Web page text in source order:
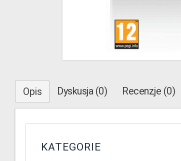
Opis Dyskusja (0) Recenzje (0)
KATEGORIE